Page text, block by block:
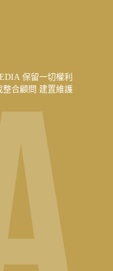
保留一切權利
整合顧問 建置維護